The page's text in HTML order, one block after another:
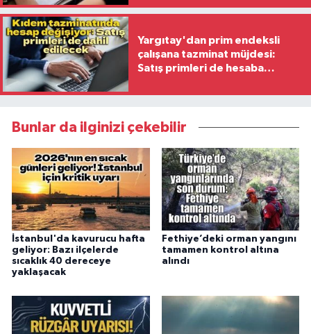
Yargıtay'dan prim endeksli
çalışana tazminat müjdesi:
Satış primleri de hesaba
Bunlar da ilginizi çekebilir
İstanbul'da kavurucu hafta
geliyor: Bazı ilçelerde
sıcaklık 40 dereceye
yaklaşacak
Fethiye’deki orman yangını
tamamen kontrol altına
alındı